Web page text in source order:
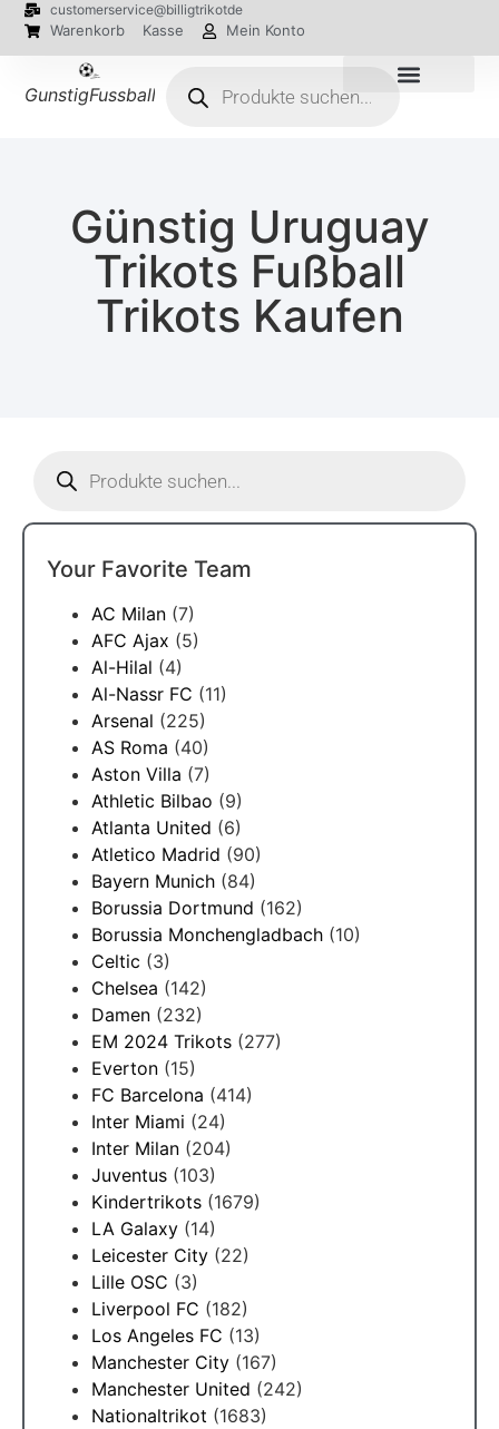
customerservice@billigtrikotde
Warenkorb Kasse Mein Konto
GunstigFussballTrikot
Günstig Uruguay
Trikots Fußball
Trikots Kaufen
Your Favorite Team
AC Milan (7)
AFC Ajax (5)
Al-Hilal (4)
Al-Nassr FC (11)
Arsenal (225)
AS Roma (40)
Aston Villa (7)
Athletic Bilbao (9)
Atlanta United (6)
Atletico Madrid (90)
Bayern Munich (84)
Borussia Dortmund (162)
Borussia Monchengladbach (10)
Celtic (3)
Chelsea (142)
Damen (232)
EM 2024 Trikots (277)
Everton (15)
FC Barcelona (414)
Inter Miami (24)
Inter Milan (204)
Juventus (103)
Kindertrikots (1679)
LA Galaxy (14)
Leicester City (22)
Lille OSC (3)
Liverpool FC (182)
Los Angeles FC (13)
Manchester City (167)
Manchester United (242)
Nationaltrikot (1683)